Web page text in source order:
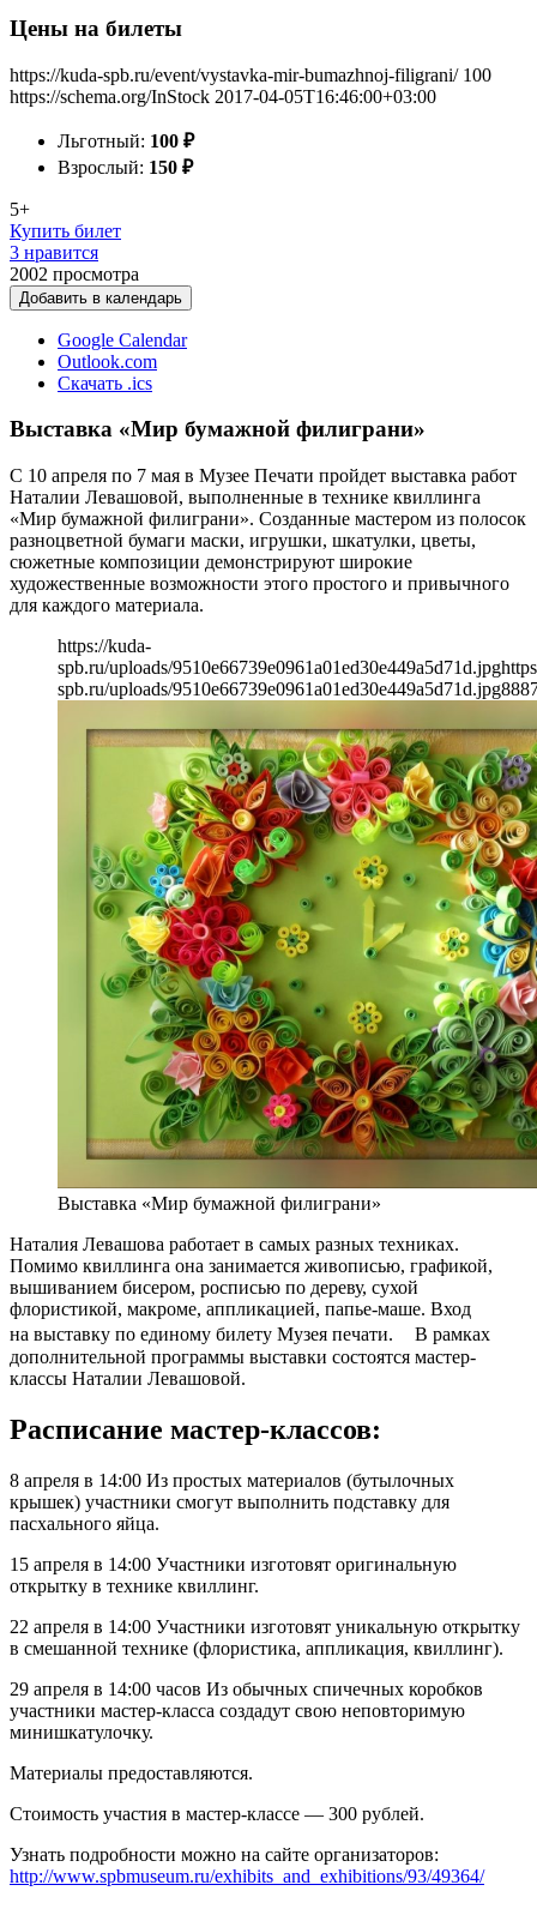
Цены на билеты
https://kuda-spb.ru/event/vystavka-mir-bumazhnoj-filigrani/ 100
https://schema.org/InStock 2017-04-05T16:46:00+03:00
Льготный: 100 ₽
Взрослый: 150 ₽
5+
Купить билет
3 нравится
2002 просмотра
Добавить в календарь
Google Calendar
Outlook.com
Скачать .ics
Выставка «Мир бумажной филиграни»
С 10 апреля по 7 мая в Музее Печати пройдет выставка работ
Наталии Левашовой, выполненные в технике квиллинга
«Мир бумажной филиграни». Созданные мастером из полосок
разноцветной бумаги маски, игрушки, шкатулки, цветы,
сюжетные композиции демонстрируют широкие
художественные возможности этого простого и привычного
для каждого материала.
https://kuda-
spb.ru/uploads/9510e66739e0961a01ed30e449a5d71d.jpg
spb.ru/uploads/9510e66739e0961a01ed30e449a5d71d.jpg888
Выставка «Мир бумажной филиграни»
Наталия Левашова работает в самых разных техниках.
Помимо квиллинга она занимается живописью, графикой,
вышиванием бисером, росписью по дереву, сухой
флористикой, макроме, аппликацией, папье-маше. Вход
на выставку по единому билету Музея печати. В рамках
дополнительной программы выставки состоятся мастер-
классы Наталии Левашовой.
Расписание мастер-классов:
8 апреля в 14:00 Из простых материалов (бутылочных
крышек) участники смогут выполнить подставку для
пасхального яйца.
15 апреля в 14:00 Участники изготовят оригинальную
открытку в технике квиллинг.
22 апреля в 14:00 Участники изготовят уникальную открытку
в смешанной технике (флористика, аппликация, квиллинг).
29 апреля в 14:00 часов Из обычных спичечных коробков
участники мастер-класса создадут свою неповторимую
минишкатулочку.
Материалы предоставляются.
Стоимость участия в мастер-классе — 300 рублей.
Узнать подробности можно на сайте организаторов:
http://www.spbmuseum.ru/exhibits_and_exhibitions/93/49364/